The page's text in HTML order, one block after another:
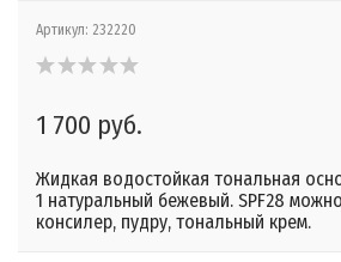
Артикул: 232220
1 700 руб.
Жидкая водостойкая тональная
1 натуральный бежевый. SPF28
консилер, пудру, тональный крем.